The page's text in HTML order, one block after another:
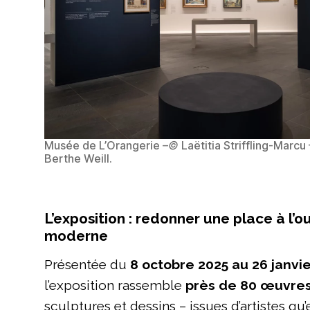
Musée de L’Orangerie –© Laëtitia Striffling-Marcu
Berthe Weill.
L’exposition : redonner une place à
moderne
Présentée du 8 octobre 2025 au 26
l’exposition rassemble près de 80
sculptures et dessins – issues d’artistes